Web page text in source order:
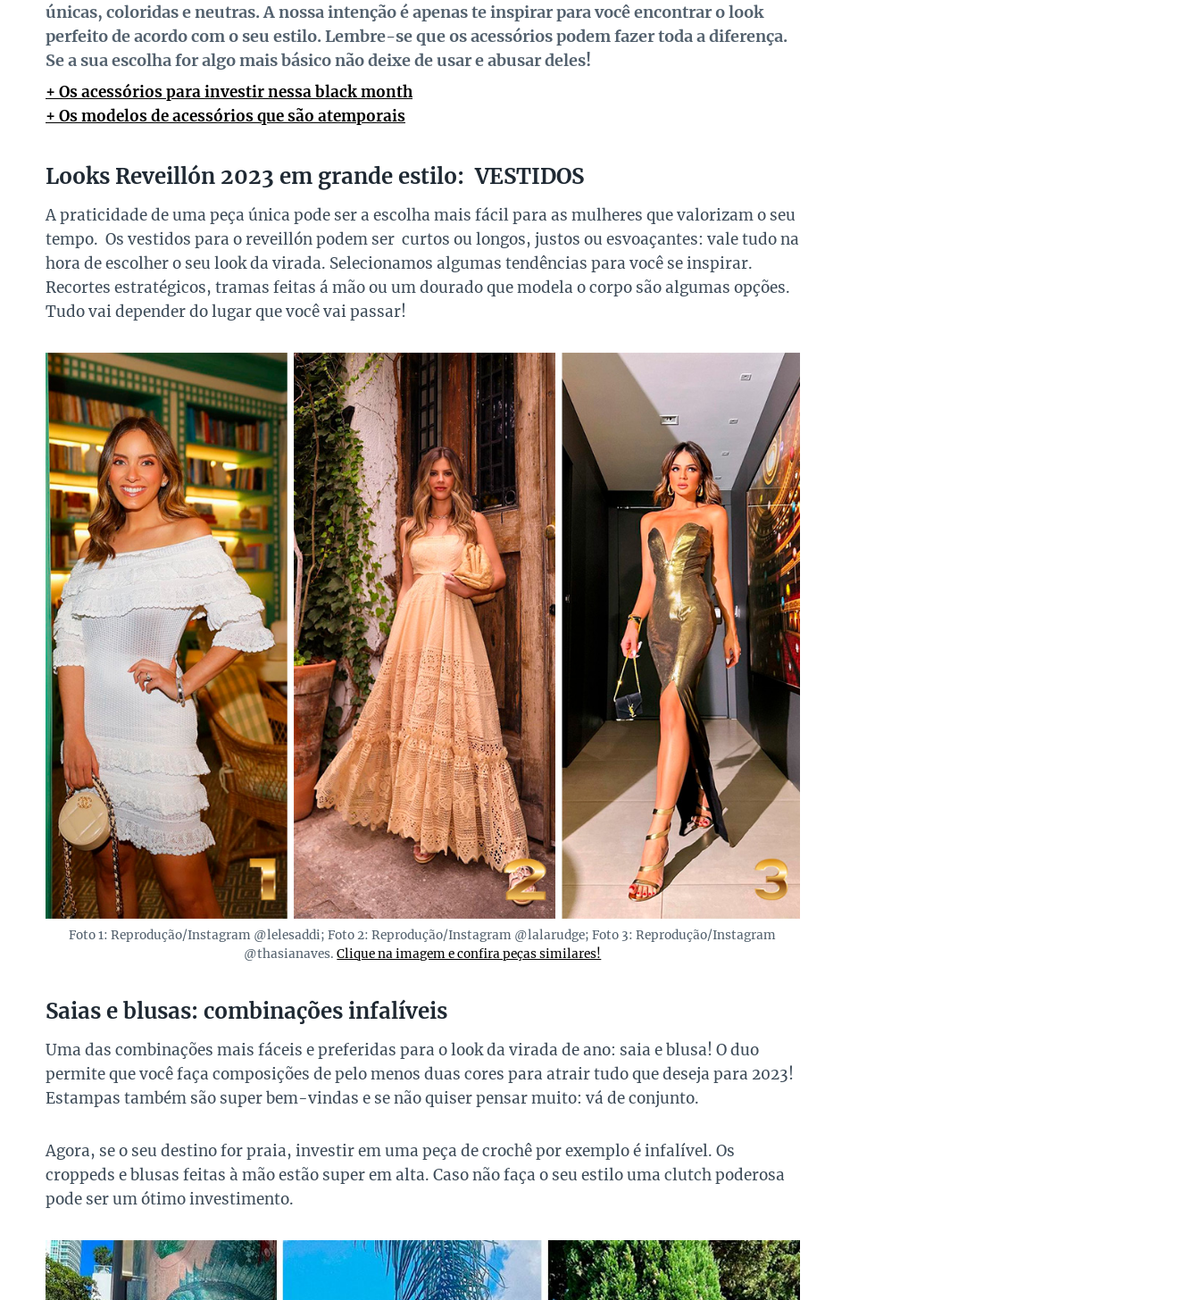
únicas, coloridas e neutras. A nossa intenção é apenas te inspirar para você encontrar o look
perfeito de acordo com o seu estilo. Lembre-se que os acessórios podem fazer toda a diferença.
Se a sua escolha for algo mais básico não deixe de usar e abusar deles!
+ Os acessórios para investir nessa black month
+ Os modelos de acessórios que são atemporais
Looks Reveillón 2023 em grande estilo: VESTIDOS
A praticidade de uma peça única pode ser a escolha mais fácil para as mulheres que valorizam o seu
tempo. Os vestidos para o reveillón podem ser curtos ou longos, justos ou esvoaçantes: vale tudo na
hora de escolher o seu look da virada. Selecionamos algumas tendências para você se inspirar.
Recortes estratégicos, tramas feitas á mão ou um dourado que modela o corpo são algumas opções.
Tudo vai depender do lugar que você vai passar!
Foto 1: Reprodução/Instagram @lelesaddi; Foto 2: Reprodução/Instagram @lalarudge; Foto 3: Reprodução/Instagram
@thasianaves.Clique na imagem e confira peças similares!
Saias e blusas: combinações infalíveis
Uma das combinações mais fáceis e preferidas para o look da virada de ano: saia e blusa! O duo
permite que você faça composições de pelo menos duas cores para atrair tudo que deseja para 2023!
Estampas também são super bem-vindas e se não quiser pensar muito: vá de conjunto.
Agora, se o seu destino for praia, investir em uma peça de crochê por exemplo é infalível. Os
croppeds e blusas feitas à mão estão super em alta. Caso não faça o seu estilo uma clutch poderosa
pode ser um ótimo investimento.